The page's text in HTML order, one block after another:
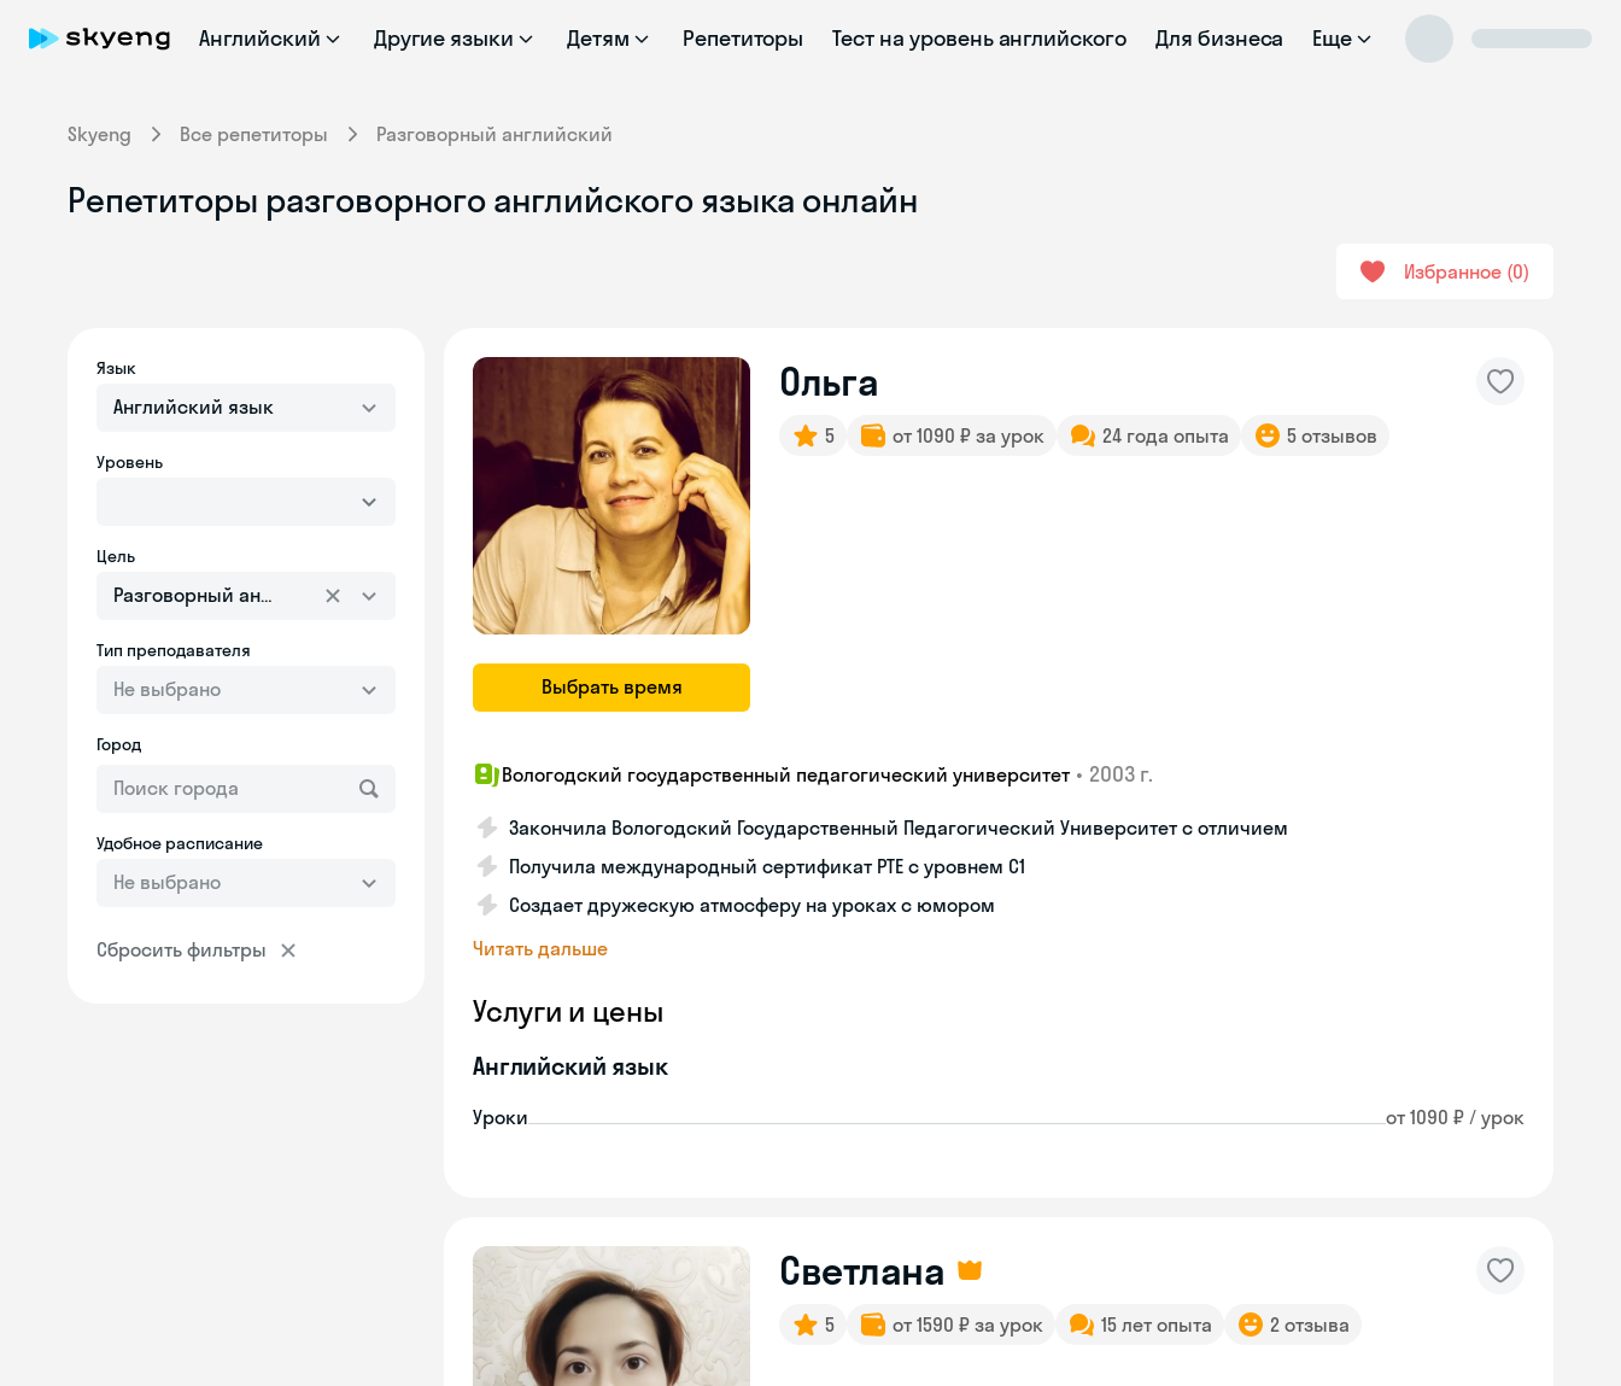
Английский Другие языки Детям Репетиторы Тест на уровень английского Для бизнеса Еще
Skyeng Все репетиторы Разговорный английский
Репетиторы разговорного английского языка онлайн
Избранное 0
Язык
Английский язык
Уровень
Цель
Разговорный английский
Тип преподавателя
Не выбрано
Город
Удобное расписание
Не выбрано
Сбросить фильтры
Выбрать время
Ольга
5 от 1090 ₽ за урок 24 года опыта 5 отзывов
Вологодский государственный педагогический университет • 2003 г.
Закончила Вологодский Государственный Педагогический Университет с отличием
Получила международный сертификат PTE с уровнем C1
Создает дружескую атмосферу на уроках с юмором
Читать дальше
Услуги и цены
Английский язык
Уроки от 1090 ₽ / урок
Светлана
5 от 1590 ₽ за урок 15 лет опыта 2 отзыва